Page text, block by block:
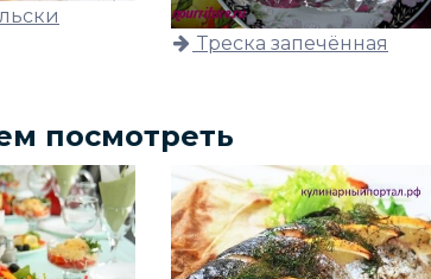
Треска запечённая
посмотреть